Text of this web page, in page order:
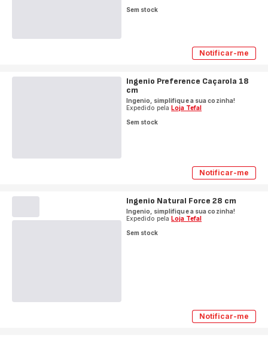
Notificar-me
Ingenio
Frigideira
Saltear
Sem stock
Notificar-me
Ingenio
18
cm
Ingenio Preference Caçarola 18
cm
Ingenio, simplifique a sua cozinha!
Expedido pela Loja Tefal
Sem stock
Notificar-me
Ingenio
Ingenio Natural Force 28 cm
Ingenio, simplifique a sua cozinha!
Expedido pela Loja Tefal
Sem stock